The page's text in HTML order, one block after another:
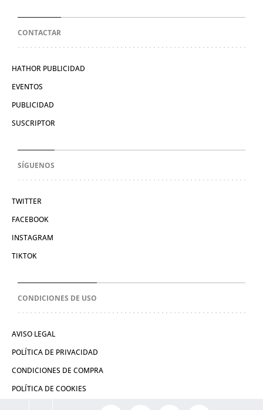
CONTACTAR
HATHOR PUBLICIDAD
EVENTOS
PUBLICIDAD
SUSCRIPTOR
SÍGUENOS
TWITTER
FACEBOOK
INSTAGRAM
TIKTOK
CONDICIONES DE USO
AVISO LEGAL
POLÍTICA DE PRIVACIDAD
CONDICIONES DE COMPRA
POLÍTICA DE COOKIES